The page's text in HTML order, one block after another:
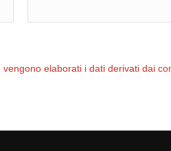
vengono elaborati i dati derivati dai